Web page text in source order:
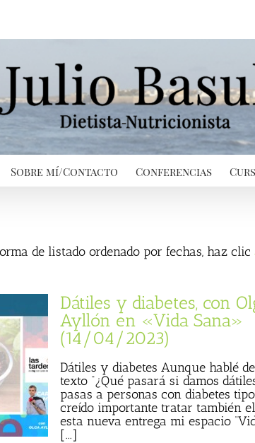
Sobre mí/Contacto Conferencias
de listado ordenado por fechas, haz clic
Dátiles y diabetes, con
Ayllón en «Vida Sana»
(14/04/2023)
Dátiles y diabetes Aunque hablé
texto “¿Qué pasará si damos
pasas a personas con diabetes
creído importante tratar también
esta nueva entrega mi espacio
[...]